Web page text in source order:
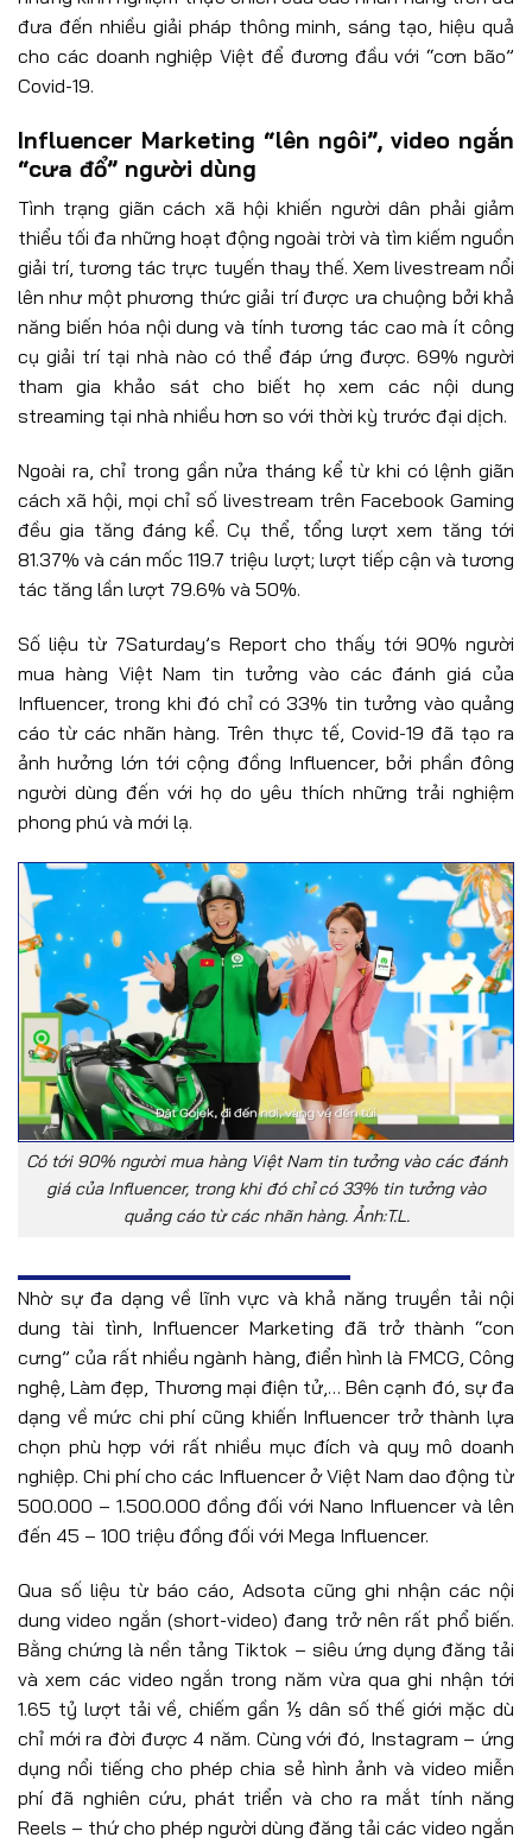
đưa đến nhiều giải pháp thông minh, sáng tạo, hiệu quả
cho các doanh nghiệp Việt để đương đầu với “cơn bão”
Covid-19.
Influencer Marketing “lên ngôi”, video ngắn
“cưa đổ” người dùng
Tình trạng giãn cách xã hội khiến người dân phải giảm
thiểu tối đa những hoạt động ngoài trời và tìm kiếm nguồn
giải trí, tương tác trực tuyến thay thế. Xem livestream nổi
lên như một phương thức giải trí được ưa chuộng bởi khả
năng biến hóa nội dung và tính tương tác cao mà ít công
cụ giải trí tại nhà nào có thể đáp ứng được. 69% người
tham gia khảo sát cho biết họ xem các nội dung
streaming tại nhà nhiều hơn so với thời kỳ trước đại dịch.
Ngoài ra, chỉ trong gần nửa tháng kể từ khi có lệnh giãn
cách xã hội, mọi chỉ số livestream trên Facebook Gaming
đều gia tăng đáng kể. Cụ thể, tổng lượt xem tăng tới
81.37% và cán mốc 119.7 triệu lượt; lượt tiếp cận và tương
tác tăng lần lượt 79.6% và 50%.
Số liệu từ 7Saturday’s Report cho thấy tới 90% người
mua hàng Việt Nam tin tưởng vào các đánh giá của
Influencer, trong khi đó chỉ có 33% tin tưởng vào quảng
cáo từ các nhãn hàng. Trên thực tế, Covid-19 đã tạo ra
ảnh hưởng lớn tới cộng đồng Influencer, bởi phần đông
người dùng đến với họ do yêu thích những trải nghiệm
phong phú và mới lạ.
Có tới 90% người mua hàng Việt Nam tin tưởng vào các đánh
giá của Influencer, trong khi đó chỉ có 33% tin tưởng vào
quảng cáo từ các nhãn hàng. Ảnh:T.L.
Nhờ sự đa dạng về lĩnh vực và khả năng truyền tải nội
dung tài tình, Influencer Marketing đã trở thành “con
cưng” của rất nhiều ngành hàng, điển hình là FMCG, Công
nghệ, Làm đẹp, Thương mại điện tử,… Bên cạnh đó, sự đa
dạng về mức chi phí cũng khiến Influencer trở thành lựa
chọn phù hợp với rất nhiều mục đích và quy mô doanh
nghiệp. Chi phí cho các Influencer ở Việt Nam dao động từ
500.000 – 1.500.000 đồng đối với Nano Influencer và lên
đến 45 – 100 triệu đồng đối với Mega Influencer.
Qua số liệu từ báo cáo, Adsota cũng ghi nhận các nội
dung video ngắn (short-video) đang trở nên rất phổ biến.
Bằng chứng là nền tảng Tiktok – siêu ứng dụng đăng tải
và xem các video ngắn trong năm vừa qua ghi nhận tới
1.65 tỷ lượt tải về, chiếm gần ⅕ dân số thế giới mặc dù
chỉ mới ra đời được 4 năm. Cùng với đó, Instagram – ứng
dụng nổi tiếng cho phép chia sẻ hình ảnh và video miễn
phí đã nghiên cứu, phát triển và cho ra mắt tính năng
Reels – thứ cho phép người dùng đăng tải các video ngắn